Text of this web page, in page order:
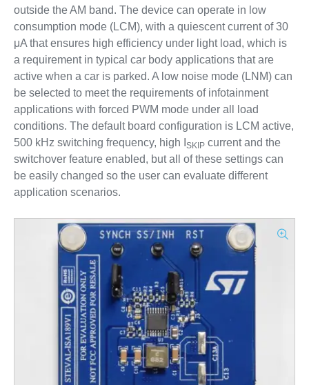
outside the AM band. The device can operate in low
consumption mode (LCM), with a quiescent current of 30
μA that ensures high efficiency under light load, which is
a requirement in typical car body applications that are
active when a car is parked. A low noise mode (LNM) can
be selected to meet the requirements of infotainment
applications with forced PWM mode under all load
conditions. The default board configuration is LCM active,
500 kHz switching frequency, high I
SKIPcurrent and the
switchover feature enabled, but all of these settings can
be easily changed so the user can evaluate different
application scenarios.